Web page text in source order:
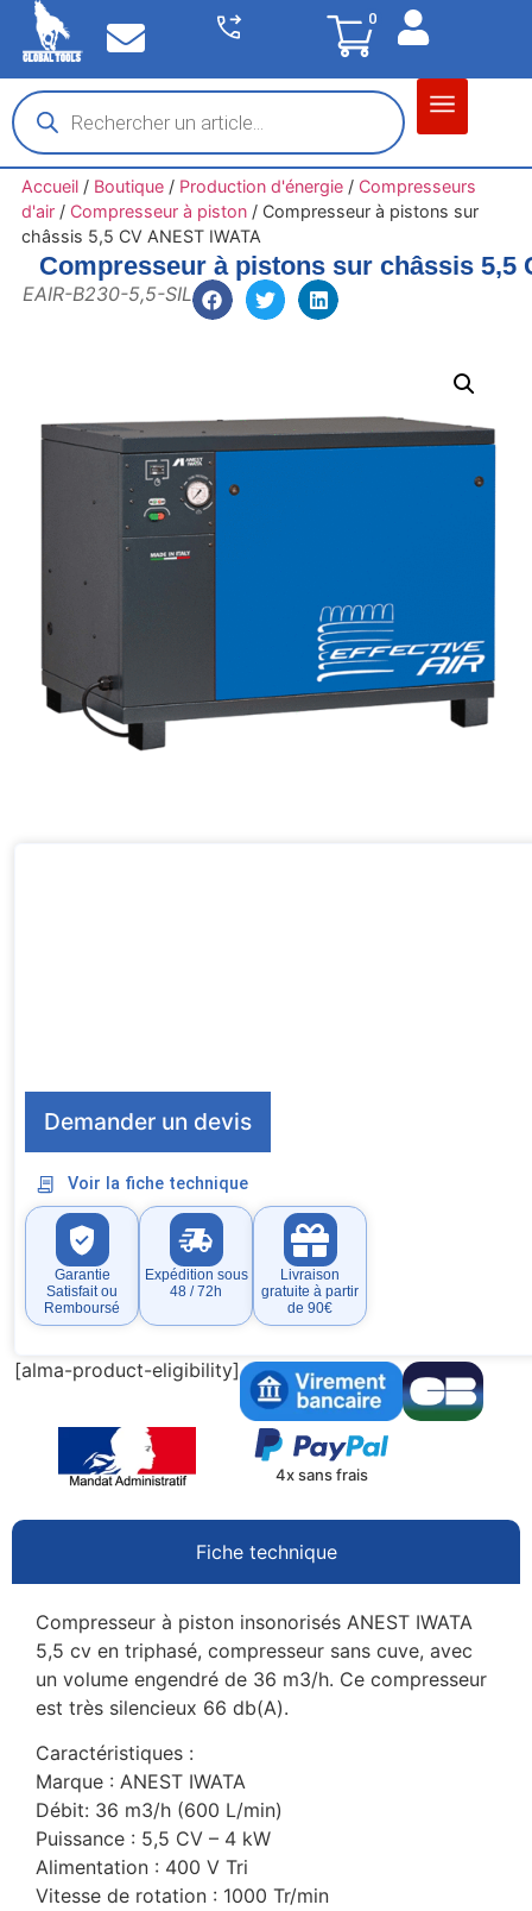
0
Accueil/ Boutique/ Production d'énergie/ Compresseurs
d'air/ Compresseur à piston/ Compresseur à pistons sur
châssis 5,5 CV ANEST IWATA
Compresseur à pistons sur châssis 5,5
EAIR-B230-5,5-SIL
Demander un devis
Voir la fiche technique
Garantie
Satisfait ou
Remboursé
Expédition sous
48 / 72h
Livraison
gratuite à partir
de 90€
[alma-product-eligibility]
4x sans frais
Fiche technique
Compresseur à piston insonorisés ANEST IWATA
5,5 cv en triphasé, compresseur sans cuve, avec
un volume engendré de 36 m3/h. Ce compresseur
est très silencieux 66 db(A).
Caractéristiques :
Marque : ANEST IWATA
Débit: 36 m3/h (600 L/min)
Puissance : 5,5 CV – 4 kW
Alimentation : 400 V Tri
Vitesse de rotation : 1000 Tr/min